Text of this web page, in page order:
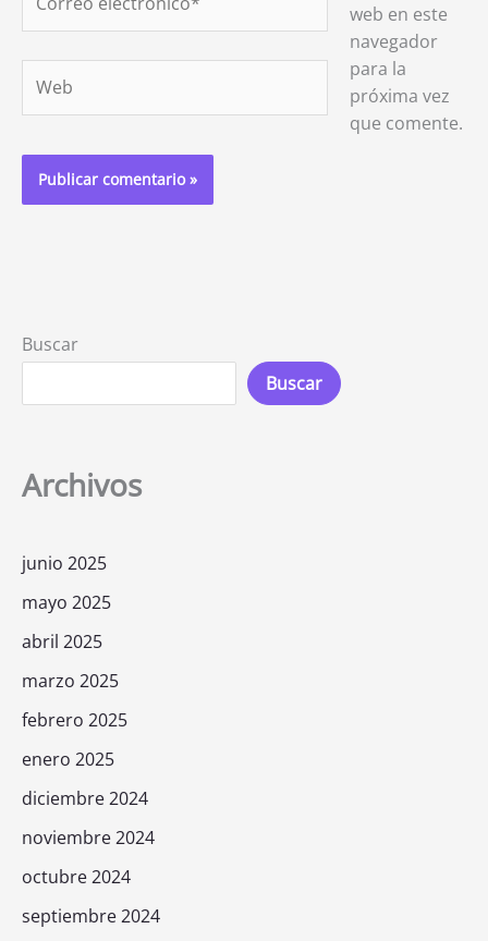
electrónico*
web en este
navegador
para la
próxima vez
que comente.
Buscar
Buscar
Archivos
junio 2025
mayo 2025
abril 2025
marzo 2025
febrero 2025
enero 2025
diciembre 2024
noviembre 2024
octubre 2024
septiembre 2024